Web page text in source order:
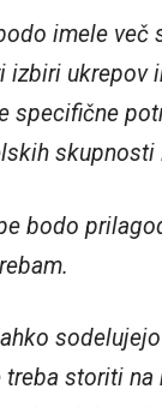
imele več
ukrepov
specifične
skupnosti
bodo
treba storiti na